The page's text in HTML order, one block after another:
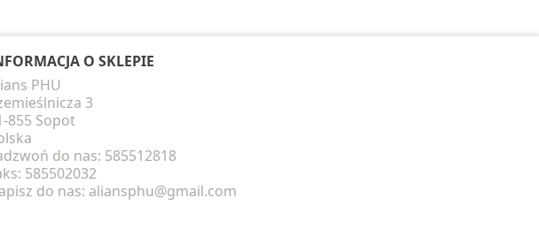
O SKLEPIE
PHU
3
855 Sopot
do nas: 585512818
585502032
do nas: aliansphu@gmail.com